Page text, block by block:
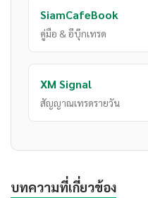
SiamCafeBook
คู่มือ & อีบุ๊กเทรด
XM Signal
สัญญาณเทรดรายวัน
บทความที่เกี่ยวข้อง